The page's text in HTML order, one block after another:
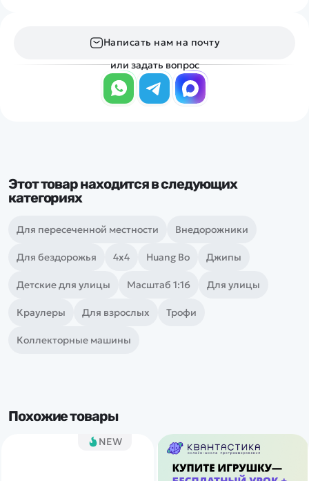
Написать нам на почту
или задать вопрос
Этот товар находится в следующих
категориях
Для пересеченной местности Внедорожники
Для бездорожья 4х4 Huang Bo Джипы
Детские для улицы Масштаб 1:16 Для улицы
Краулеры Для взрослых Трофи
Коллекторные машины
Похожие товары
NEW